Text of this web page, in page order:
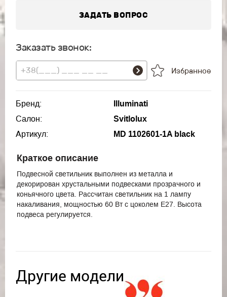
ЗАДАТЬ ВОПРОС
Заказать звонок:
Избранное
Бренд:
Illuminati
Салон:
Svitlolux
Артикул:
MD 1102601-1A black
Краткое описание
Подвесной светильник выполнен из металла и
декорирован хрустальными подвесками прозрачного и
коньячного цвета. Рассчитан светильник на 1 лампу
накаливания, мощностью 60 Вт с цоколем Е27. Высота
подвеса регулируется.
Другие модели